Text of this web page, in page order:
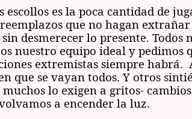
escollos es la poca cantidad de
que no hagan
desmerecer lo presente. Todos
nuestro equipo ideal y pedimos
extremistas siempre habrá.
que se vayan todos. Y otros
muchos lo exigen a gritos-
a encender la luz.